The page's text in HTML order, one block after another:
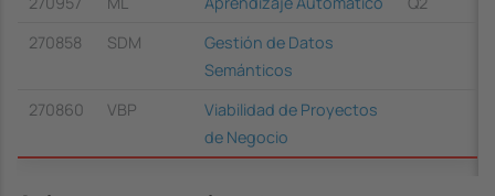
270858
SDM
Gestión de Datos
Semánticos
270860
VBP
Viabilidad de Proyectos
de Negocio